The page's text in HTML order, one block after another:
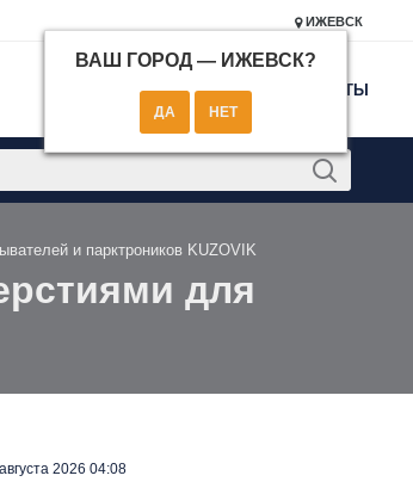
ИЖЕВСК
ВАШ ГОРОД — ИЖЕВСК?
КОНТАКТЫ
и парктроников KUZOVIK
для
2026 04:08